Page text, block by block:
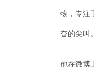
物，专注
奋的尖叫。
他在微博